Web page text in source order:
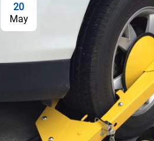
20
May